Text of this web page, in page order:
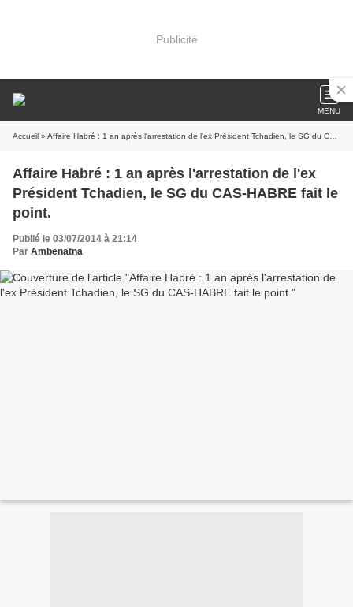
Publicité
MENU
Accueil » Affaire Habré : 1 an après l'arrestation de l'ex Président Tchadien, le SG du CAS-HABRE fait le point.
Affaire Habré : 1 an après l'arrestation de l'ex
Président Tchadien, le SG du CAS-HABRE fait le
point.
Publié le 03/07/2014 à 21:14
Par Ambenatna